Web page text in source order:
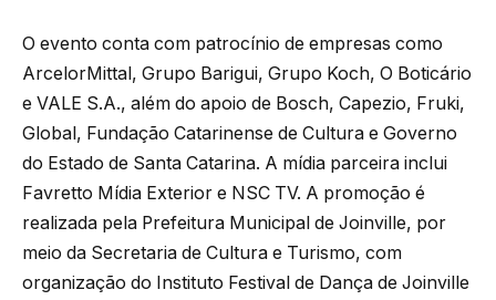
O evento conta com patrocínio de empresas como
ArcelorMittal, Grupo Barigui, Grupo Koch, O Boticário
e VALE S.A., além do apoio de Bosch, Capezio, Fruki,
Global, Fundação Catarinense de Cultura e Governo
do Estado de Santa Catarina. A mídia parceira inclui
Favretto Mídia Exterior e NSC TV. A promoção é
realizada pela Prefeitura Municipal de Joinville, por
meio da Secretaria de Cultura e Turismo, com
organização do Instituto Festival de Dança de Joinville